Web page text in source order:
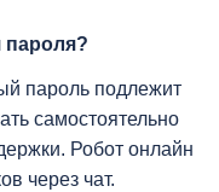
пароля?
пароль подлежит
самостоятельно
Робот онлайн
через чат.